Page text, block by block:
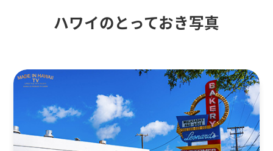
ハワイのとっておき写真